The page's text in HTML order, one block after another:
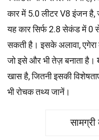
कार में 5.0 लीटर V8 इंजन है,
यह कार सिर्फ 2.8 सेकंड में 0
सकती है। इसके अलावा,
जो इसे और भी तेज़ बनाता है।
खास है, जितनी इसकी
भी रोचक तथ्य जानें।